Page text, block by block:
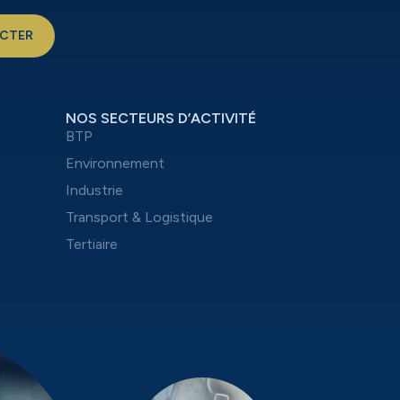
NOS SECTEURS D’ACTIVITÉ
BTP
Environnement
Industrie
Transport & Logistique
Tertiaire